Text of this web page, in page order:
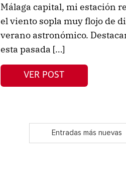
Málaga capital, mi estación
el viento sopla muy flojo de
verano astronómico.
esta pasada […]
VER POST
Entradas más nuevas